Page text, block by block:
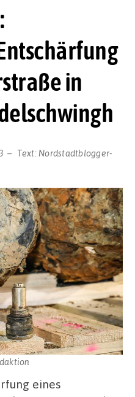
in
Text: Nordstadtblogger-
eines